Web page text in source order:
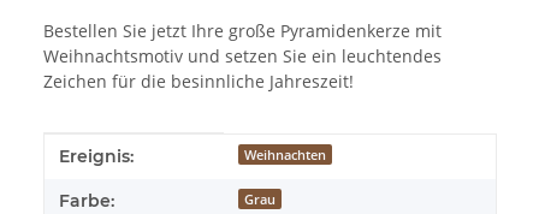
Bestellen Sie jetzt Ihre große Pyramidenkerze mit
Weihnachtsmotiv und setzen Sie ein leuchtendes
Zeichen für die besinnliche Jahreszeit!
Produkteigenschaft
Wert
Ereignis: Weihnachten
Farbe: Grau